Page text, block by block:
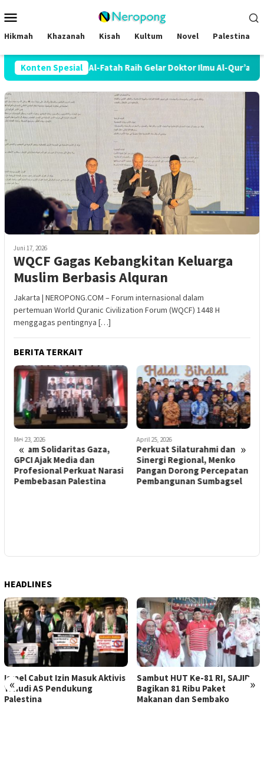
ke
kontenMobile
Hikmah Khazanah Kisah Kultum Novel Palestina
Konten Spesial
Dosen STAI Al-Fatah Raih Gelar Doktor Ilmu Al-Qur’an dan
Juni 17, 2026
WQCF Gagas Kebangkitan Keluarga
Muslim Berbasis Alquran
Jakarta | NEROPONG.COM – Forum internasional dalam
pertemuan World Quranic Civilization Forum (WQCF) 1448 H
menggagas pentingnya […]
BERITA TERKAIT
« »
Mei 23, 2026
Malam Solidaritas Gaza,
GPCI Ajak Media dan
Profesional Perkuat Narasi
Pembebasan Palestina
April 25, 2026
Perkuat Silaturahmi dan
Sinergi Regional, Menko
Pangan Dorong Percepatan
Pembangunan Sumbagsel
HEADLINES
« »
Israel Cabut Izin Masuk Aktivis
Yahudi AS Pendukung
Palestina
Sambut HUT Ke-81 RI, SAJID
Bagikan 81 Ribu Paket
Makanan dan Sembako